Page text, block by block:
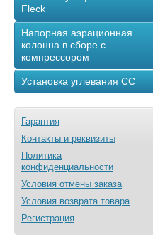
Fleck
Напорная аэрационная
колонна в сборе с
компрессором
Установка углевания СС
Гарантия
Контакты и реквизиты
Политика
конфиденциальности
Условия отмены заказа
Условия возврата товара
Регистрация